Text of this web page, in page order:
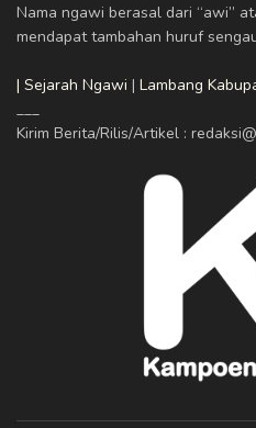
Nama ngawi berasal dari “awi”
mendapat tambahan huruf
| Sejarah Ngawi | Lambang
Kirim Berita/Rilis/Artikel :